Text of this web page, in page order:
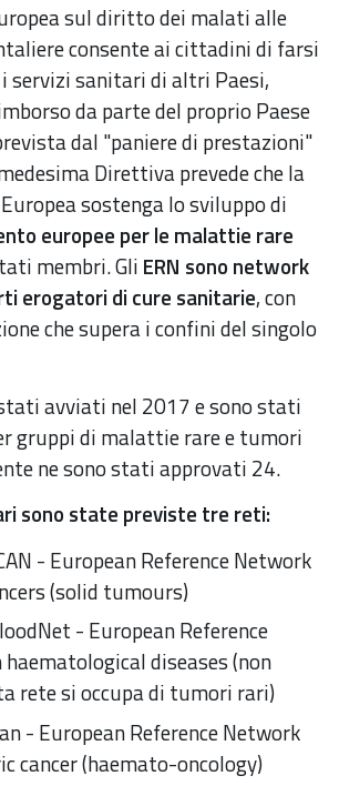
sul diritto dei malati alle
consente ai cittadini di farsi
servizi sanitari di altri Paesi,
da parte del proprio Paese
dal "paniere di prestazioni"
Direttiva prevede che la
sostenga lo sviluppo di
europee per le malattie rare
membri. Gli ERN sono network
erogatori di cure sanitarie, con
che supera i confini del singolo
avviati nel 2017 e sono stati
gruppi di malattie rare e tumori
ne sono stati approvati 24.
sono state previste tre reti:
- European Reference Network
(solid tumours)
- European Reference
diseases (non
rete si occupa di tumori rari)
- European Reference Network
cancer (haemato-oncology)